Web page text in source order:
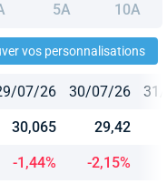
5A 10A
vos personnalisations
07/26 30/07/26
30,065 29,42
-1,44% -2,15%